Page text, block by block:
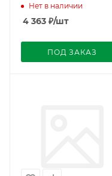
Нет в наличии
4 363 ₽/шт
ПОД ЗАКАЗ